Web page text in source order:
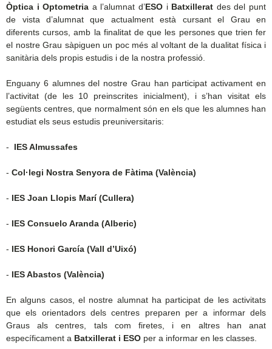
Òptica i Optometria a l’alumnat d’ESO i Batxillerat des del punt
de vista d’alumnat que actualment està cursant el Grau en
diferents cursos, amb la finalitat de que les persones que trien fer
el nostre Grau sàpiguen un poc més al voltant de la dualitat física i
sanitària dels propis estudis i de la nostra professió.
Enguany 6 alumnes del nostre Grau han participat activament en
l’activitat (de les 10 preinscrites inicialment), i s’han visitat els
següents centres, que normalment són en els que les alumnes han
estudiat els seus estudis preuniversitaris:
- IES Almussafes
-Col·legi Nostra Senyora de Fàtima (València)
- IES Joan Llopis Marí (Cullera)
- IES Consuelo Aranda (Alberic)
- IES Honori García (Vall d’Uixó)
- IES Abastos (València)
En alguns casos, el nostre alumnat ha participat de les activitats
que els orientadors dels centres preparen per a informar dels
Graus als centres, tals com firetes, i en altres han anat
específicament a Batxillerat i ESO per a informar en les classes.